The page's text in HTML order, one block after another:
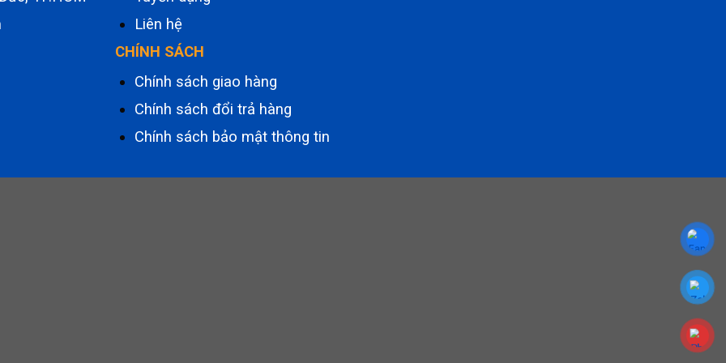
Liên hệ
CHÍNH SÁCH
Chính sách giao hàng
Chính sách đổi trả hàng
Chính sách bảo mật thông tin